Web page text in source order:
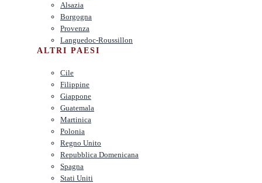
Alsazia
Borgogna
Provenza
Languedoc-Roussillon
ALTRI PAESI
Cile
Filippine
Giappone
Guatemala
Martinica
Polonia
Regno Unito
Repubblica Domenicana
Spagna
Stati Uniti